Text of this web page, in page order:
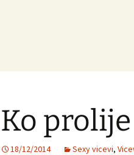
Ko
18/12/2014 Sexy vicevi,